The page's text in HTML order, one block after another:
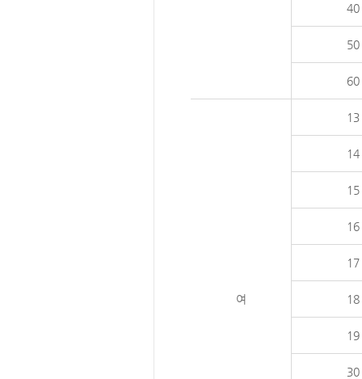
40
50
60
여
13
14
15
16
17
18
19
30